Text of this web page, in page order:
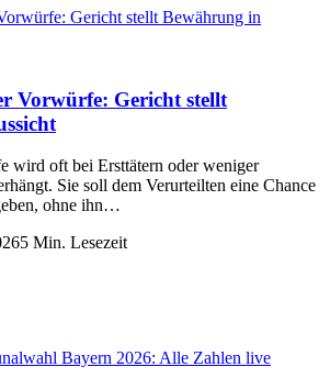
Vorwürfe: Gericht stellt
wird oft bei Ersttätern oder weniger
Sie soll dem Verurteilten eine Chance
ohne ihn…
5 Min. Lesezeit